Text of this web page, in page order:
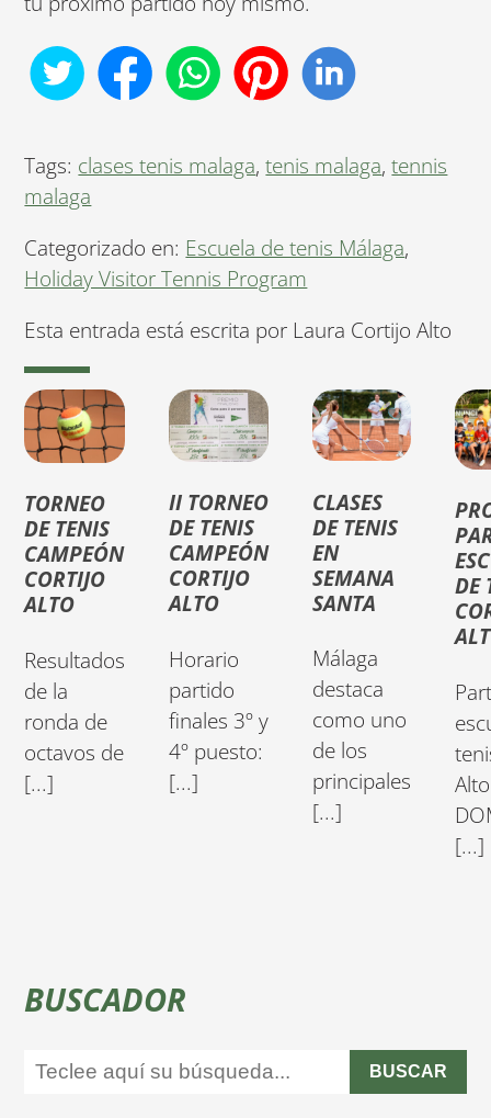
Tags: clases tenis malaga,tenis malaga,tennis
malaga
Categorizado en: Escuela de tenis Málaga,
Holiday Visitor Tennis Program
Esta entrada está escrita por Laura Cortijo Alto
TORNEO
DE TENIS
CAMPEÓN
CORTIJO
ALTO
Resultados
de la
ronda de
octavos de
[...]
II TORNEO
DE TENIS
CAMPEÓN
CORTIJO
ALTO
Horario
partido
finales 3º y
4º puesto:
[...]
CLASES
DE TENIS
EN
SEMANA
SANTA
Málaga
destaca
como uno
de los
principales
[...]
DE
Alto
[...]
BUSCADOR
BUSCAR